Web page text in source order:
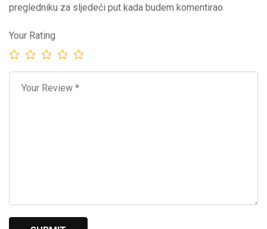
pregledniku za sljedeći put kada budem komentirao.
Your Rating